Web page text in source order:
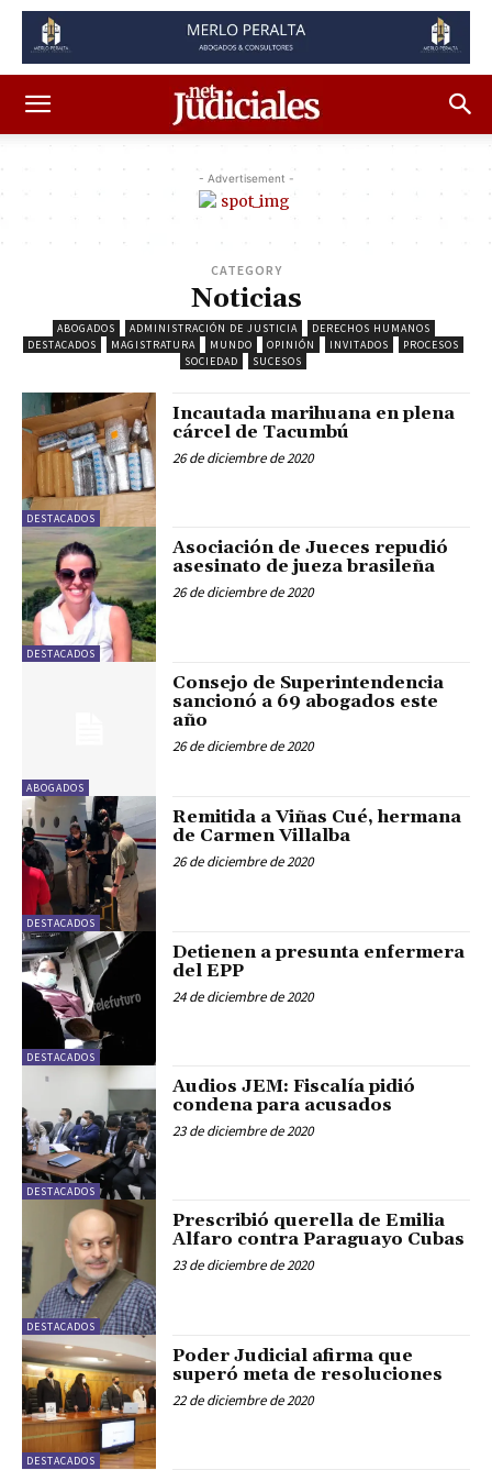
- Advertisement -
CATEGORY
Noticias
ABOGADOS ADMINISTRACIÓN DE JUSTICIA
DERECHOS HUMANOS
DESTACADOS
MAGISTRATURA MUNDO OPINIÓN INVITADOS
PROCESOS
SOCIEDAD
SUCESOS
DESTACADOS
Incautada marihuana en plena
cárcel de Tacumbú
26 de diciembre de 2020
DESTACADOS
Asociación de Jueces repudió
asesinato de jueza brasileña
26 de diciembre de 2020
ABOGADOS
Consejo de Superintendencia
sancionó a 69 abogados este
año
26 de diciembre de 2020
DESTACADOS
Remitida a Viñas Cué, hermana
de Carmen Villalba
26 de diciembre de 2020
DESTACADOS
Detienen a presunta enfermera
del EPP
24 de diciembre de 2020
DESTACADOS
Audios JEM: Fiscalía pidió
condena para acusados
23 de diciembre de 2020
DESTACADOS
Prescribió querella de Emilia
Alfaro contra Paraguayo Cubas
23 de diciembre de 2020
DESTACADOS
Poder Judicial afirma que
superó meta de resoluciones
22 de diciembre de 2020